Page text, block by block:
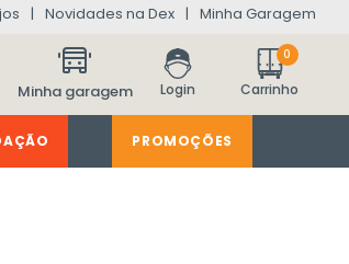
Novidades na Dex Minha Garagem
Minha garagem
0
PROMOÇÕES